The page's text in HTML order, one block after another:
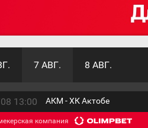
7 АВГ. 8 АВГ.
13:00 АКМ - ХК Актобе
компания